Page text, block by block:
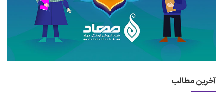
آخرین مطالب